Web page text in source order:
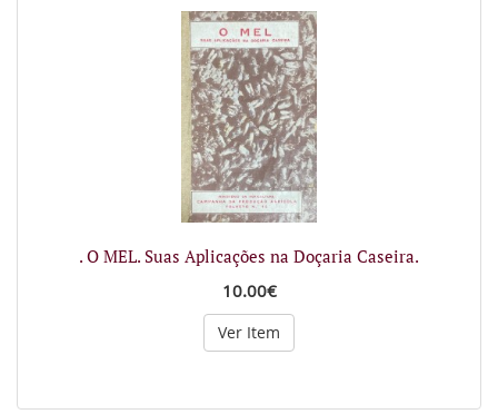
. O MEL. Suas Aplicações na Doçaria Caseira.
10.00€
Ver Item